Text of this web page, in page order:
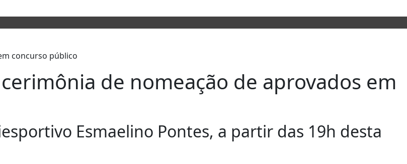
de nomeação de aprovados em
Esmaelino Pontes, a partir das 19h desta